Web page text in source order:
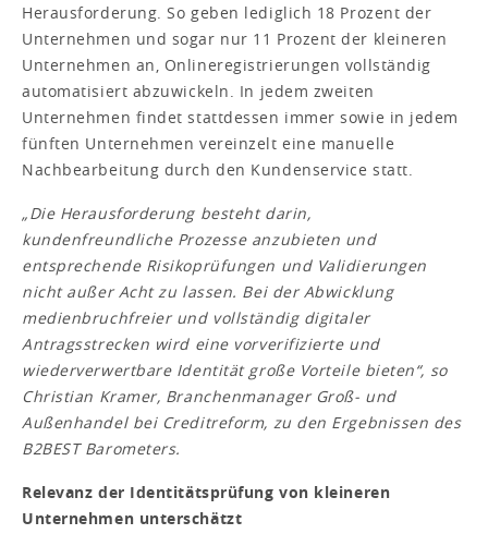
Herausforderung. So geben lediglich 18 Prozent der
Unternehmen und sogar nur 11 Prozent der kleineren
Unternehmen an, Onlineregistrierungen vollständig
automatisiert abzuwickeln. In jedem zweiten
Unternehmen findet stattdessen immer sowie in jedem
fünften Unternehmen vereinzelt eine manuelle
Nachbearbeitung durch den Kundenservice statt.
„Die Herausforderung besteht darin,
kundenfreundliche Prozesse anzubieten und
entsprechende Risikoprüfungen und Validierungen
nicht außer Acht zu lassen. Bei der Abwicklung
medienbruchfreier und vollständig digitaler
Antragsstrecken wird eine vorverifizierte und
wiederverwertbare Identität große Vorteile bieten“, so
Christian Kramer, Branchenmanager Groß- und
Außenhandel bei Creditreform, zu den Ergebnissen des
B2BEST Barometers.
Relevanz der Identitätsprüfung von kleineren
Unternehmen unterschätzt